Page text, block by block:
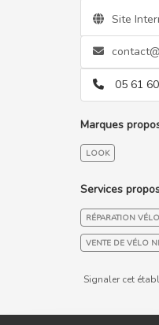
Site
05 61
Marques
LOOK
Services
RÉPARATION VÉLO
VENTE DE VÉLO
Signaler cet